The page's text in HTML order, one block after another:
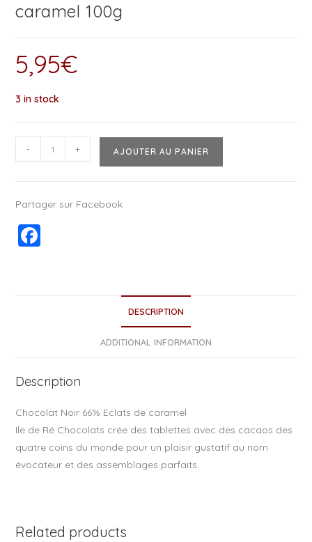
caramel 100g
5,95€
3 in stock
- + AJOUTER AU PANIER
Partager sur Facebook
o
k
DESCRIPTION
ADDITIONAL INFORMATION
Description
Chocolat Noir 66% Eclats de caramel
Ile de Ré Chocolats crée des tablettes avec des cacaos des
quatre coins du monde pour un plaisir gustatif au nom
évocateur et des assemblages parfaits.
Related products